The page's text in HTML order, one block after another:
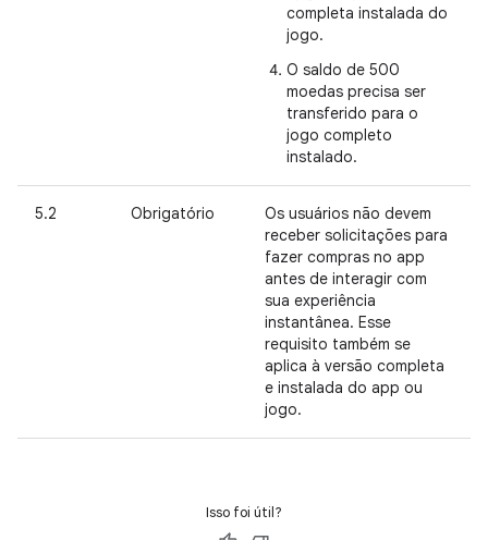
completa instalada do
jogo.
O saldo de 500
moedas precisa ser
transferido para o
jogo completo
instalado.
5.2 Obrigatório
Os usuários não devem
receber solicitações para
fazer compras no app
antes de interagir com
sua experiência
instantânea. Esse
requisito também se
aplica à versão completa
e instalada do app ou
jogo.
Isso foi útil?